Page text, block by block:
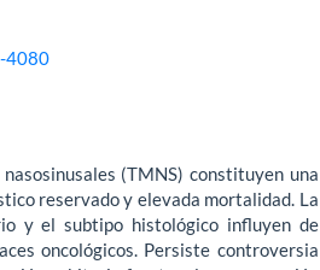
4080
(TMNS) constituyen una
reservado y elevada mortalidad. La
y el subtipo histológico influyen de
oncológicos. Persiste controversia